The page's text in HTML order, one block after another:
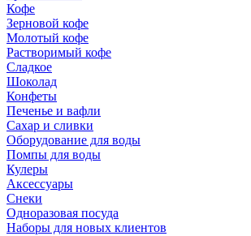
Кофе
Зерновой кофе
Молотый кофе
Растворимый кофе
Сладкое
Шоколад
Конфеты
Печенье и вафли
Сахар и сливки
Оборудование для воды
Помпы для воды
Кулеры
Аксессуары
Снеки
Одноразовая посуда
Наборы для новых клиентов